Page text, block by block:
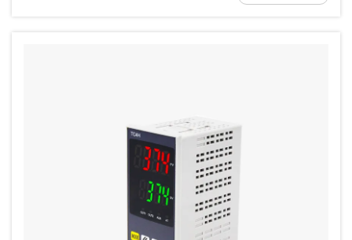
صنایع شیمیایی...